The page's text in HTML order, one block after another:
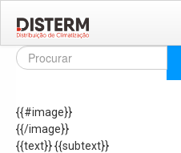
Home
Áreas de Negócio
Missão e Valores
{{#image}}
{{/image}}
{{text}}{{subtext}}